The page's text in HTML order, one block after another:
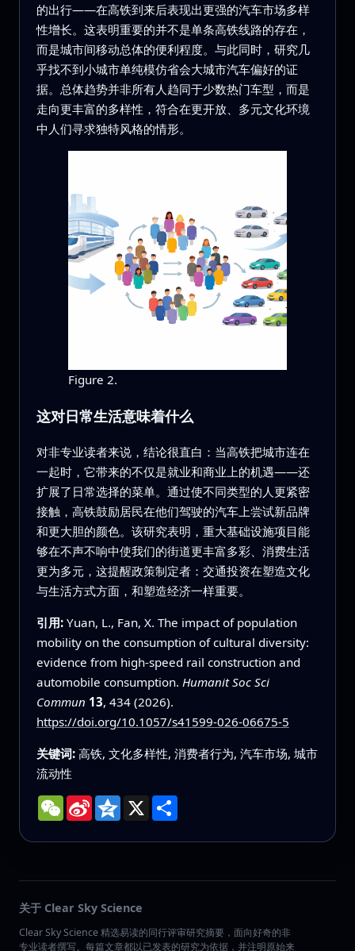
的出行——在高铁到来后表现出更强的汽车市场多样
性增长。这表明重要的并不是单条高铁线路的存在，
而是城市间移动总体的便利程度。与此同时，研究几
乎找不到小城市单纯模仿省会大城市汽车偏好的证
据。总体趋势并非所有人趋同于少数热门车型，而是
走向更丰富的多样性，符合在更开放、多元文化环境
中人们寻求独特风格的情形。
Figure 2.
这对日常生活意味着什么
对非专业读者来说，结论很直白：当高铁把城市连在
一起时，它带来的不仅是就业和商业上的机遇——还
扩展了日常选择的菜单。通过使不同类型的人更紧密
接触，高铁鼓励居民在他们驾驶的汽车上尝试新品牌
和更大胆的颜色。该研究表明，重大基础设施项目能
够在不声不响中使我们的街道更丰富多彩、消费生活
更为多元，这提醒政策制定者：交通投资在塑造文化
与生活方式方面，和塑造经济一样重要。
引用: Yuan, L., Fan, X. The impact of population
mobility on the consumption of cultural diversity:
evidence from high-speed rail construction and
automobile consumption. Humanit Soc Sci
Commun 13, 434 (2026).
https://doi.org/10.1057/s41599-026-06675-5
关键词: 高铁, 文化多样性, 消费者行为, 汽车市场, 城市
流动性
WeChat
Sina
Weibo
Qzone
X 分
享
关于 Clear Sky Science
Clear Sky Science 精选易读的同行评审研究摘要，面向好奇的非
专业读者撰写。每篇文章都以已发表的研究为依据，并注明原始来